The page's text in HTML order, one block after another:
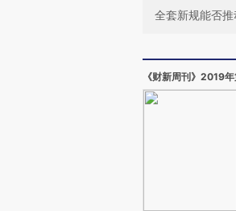
全套新规能否
《财新周刊》2019